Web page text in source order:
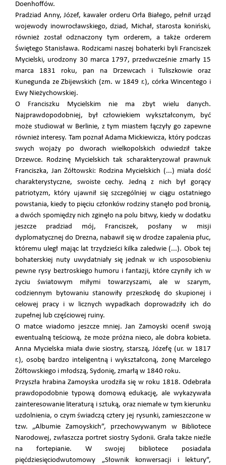
Doenhoffów.
Pradziad Anny, Józef, kawaler orderu Orła Białego, pełnił urząd
wojewody inowrocławskiego, dziad, Michał, starosta koniński,
również został odznaczony tym orderem, a także orderem
Świętego Stanisława. Rodzicami naszej bohaterki byli Franciszek
Mycielski, urodzony 30 marca 1797, przedwcześnie zmarły 15
marca 1831 roku, pan na Drzewcach i Tuliszkowie oraz
Kunegunda ze Zbijewskich (zm. w 1849 r.), córka Wincentego i
Ewy Nieżychowskiej.
O Franciszku Mycielskim nie ma zbyt wielu danych.
Najprawdopodobniej, był człowiekiem wykształconym, być
może studiował w Berlinie, z tym miastem łączyły go zapewne
również interesy. Tam poznał Adama Mickiewicza, który podczas
swych wojaży po dworach wielkopolskich odwiedził także
Drzewce. Rodzinę Mycielskich tak scharakteryzował prawnuk
Franciszka, Jan Żółtowski: Rodzina Mycielskich (...) miała dość
charakterystyczne, swoiste cechy. Jedną z nich był gorący
patriotyzm, który ujawnił się szczególniej w ciągu ostatniego
powstania, kiedy to pięciu członków rodziny stanęło pod bronią,
a dwóch spomiędzy nich zginęło na polu bitwy, kiedy w dodatku
jeszcze pradziad mój, Franciszek, posłany w misji
dyplomatycznej do Drezna, nabawił się w drodze zapalenia płuc,
któremu uległ mając lat trzydzieści kilka zaledwie (...). Obok tej
bohaterskiej nuty uwydatniały się jednak w ich usposobieniu
pewne rysy beztroskiego humoru i fantazji, które czyniły ich w
życiu światowym miłymi towarzyszami, ale w szarym,
codziennym bytowaniu stanowiły przeszkodę do skupionej i
celowej pracy i w licznych wypadkach doprowadziły ich do
zupełnej lub częściowej ruiny.
O matce wiadomo jeszcze mniej. Jan Zamoyski ocenił swoją
ewentualną teściową, że może próżna nieco, ale dobra kobieta.
Anna Mycielska miała dwie siostry, starszą, Józefę (ur. w 1817
r.), osobę bardzo inteligentną i wykształconą, żonę Marcelego
Żółtowskiego i młodszą, Sydonię, zmarłą w 1840 roku.
Przyszła hrabina Zamoyska urodziła się w roku 1818. Odebrała
prawdopodobnie typową domową edukację, ale wykazywała
zainteresowanie literaturą i sztuką, oraz niemałe w tym kierunku
uzdolnienia, o czym świadczą cztery jej rysunki, zamieszczone w
tzw. „Albumie Zamoyskich”, przechowywanym w Bibliotece
Narodowej, zwłaszcza portret siostry Sydonii. Grała także nieźle
na fortepianie. W swojej bibliotece posiadała
pięćdziesięciodwutomowy „Słownik konwersacji i lektury”,